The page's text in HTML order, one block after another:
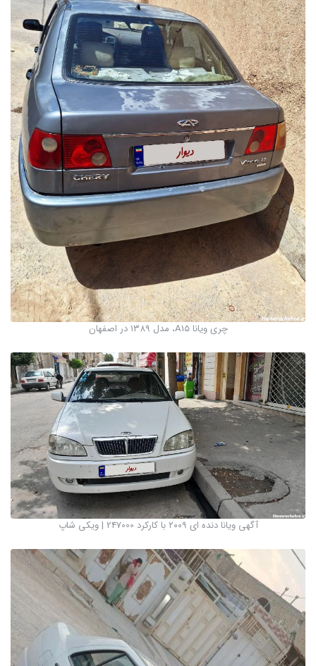
چری ویانا A15، مدل ۱۳۸۹ در اصفهان
آگهی ویانا دنده ای ۲۰۰۹ با کارکرد 247000 | ویکی شاپ